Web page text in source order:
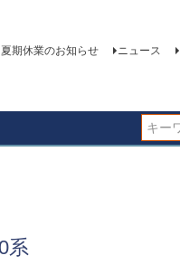
夏期休業のお知らせ ニュース
系